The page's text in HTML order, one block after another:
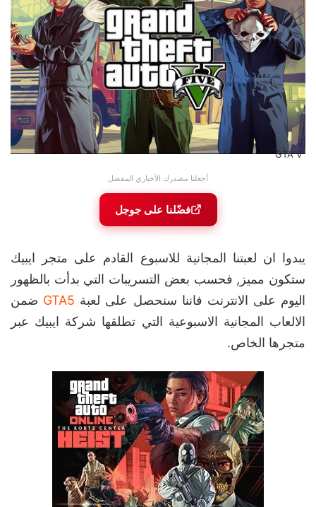
GTA V
أجعلنا مصدرك الأخباري المفضل
فضّلنا على جوجل
يبدوا ان لعبتنا المجانية للاسبوع القادم على متجر ايبيك
ستكون مميز, فحسب بعض التسريبات التي بدأت بالظهور
اليوم على الانترنت فاننا سنحصل على لعبة GTA5 ضمن
الالعاب المجانية الاسبوعية التي تطلقها شركة ايبيك عبر
متجرها الخاص.